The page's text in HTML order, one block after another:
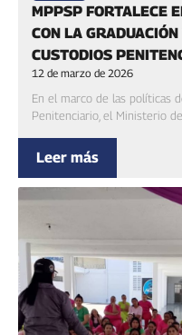
MPPSP FORTALECE
CON LA
CUSTODIOS
12 de marzo de 2026
En el marco de las políticas
Penitenciario, el Ministerio del
Leer más